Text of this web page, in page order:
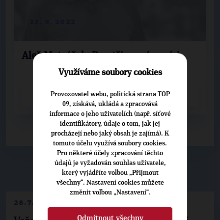
▶NEPŘEHLÉDNĚTE◀
28.7.2026
Aleš Matyášek: Prostějov má navíc!
CELÝ ČLÁNEK
Využíváme soubory cookies
Provozovatel webu, politická strana TOP
09, získává, ukládá a zpracovává
informace o jeho uživatelích (např. síťové
identifikátory, údaje o tom, jak jej
procházejí nebo jaký obsah je zajímá). K
tomuto účelu využívá soubory cookies.
Pro některé účely zpracování těchto
údajů je vyžadován souhlas uživatele,
který vyjádříte volbou „Přijmout
všechny“. Nastavení cookies můžete
změnit volbou „Nastavení“.
Odmítnout všechny